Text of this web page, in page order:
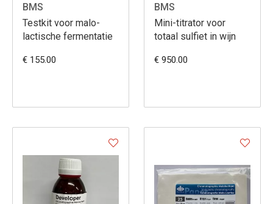
BMS
Testkit voor malo-
lactische fermentatie
€ 155.00
BMS
Mini-titrator voor
totaal sulfiet in wijn
€ 950.00